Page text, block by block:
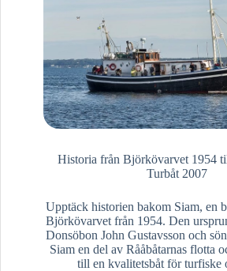
Historia från Björkövarvet 1954
Turbåt 2007
Upptäck historien bakom Siam, en
Björkövarvet från 1954. Den
Donsöbon John Gustavsson och
Siam en del av Rååbåtarnas flotta
till en kvalitetsbåt för turfiske